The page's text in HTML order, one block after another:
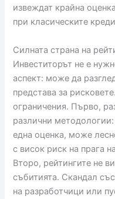
извеждат крайна
при класическите
Силната страна на
Инвеститорът не е
аспект: може да
представа за
ограничения. Първо,
различни
една оценка, може
с висок риск на прага
Второ, рейтингите не
събитията. Скандал
на разработчици или